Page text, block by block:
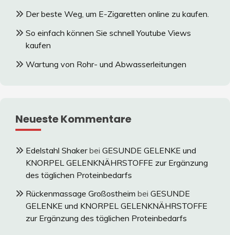
Der beste Weg, um E-Zigaretten online zu kaufen.
So einfach können Sie schnell Youtube Views
kaufen
Wartung von Rohr- und Abwasserleitungen
Neueste Kommentare
Edelstahl Shakerbei GESUNDE GELENKE und
KNORPEL GELENKNÄHRSTOFFE zur Ergänzung
des täglichen Proteinbedarfs
Rückenmassage Großostheim bei GESUNDE
GELENKE und KNORPEL GELENKNÄHRSTOFFE
zur Ergänzung des täglichen Proteinbedarfs